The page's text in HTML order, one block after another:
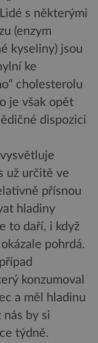
s některými
(enzym
kyseliny) jsou
ke
cholesterolu
je však opět
dispozici
už určitě ve
přísnou
hladiny
to daří, i když
pohrdá.
konzumoval
a měl hladinu
by si
týdně.